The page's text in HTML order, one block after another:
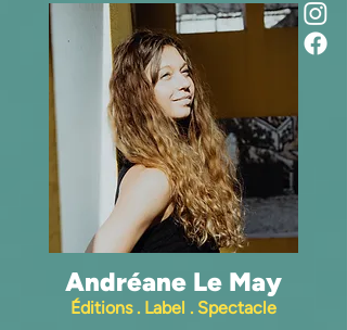
Andréane Le May
Éditions . Label . Spectacle